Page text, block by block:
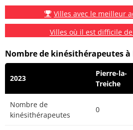
Villes avec le meilleur
Villes où il est difficile
Nombre de kinésithérapeutes à
2023
Pierre-la-
Treiche
Nombre de
kinésithérapeutes
0